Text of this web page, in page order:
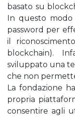
basato su
In questo
password per
il
blockchain).
sviluppato una
che non
La fondazione
propria
consentire agli